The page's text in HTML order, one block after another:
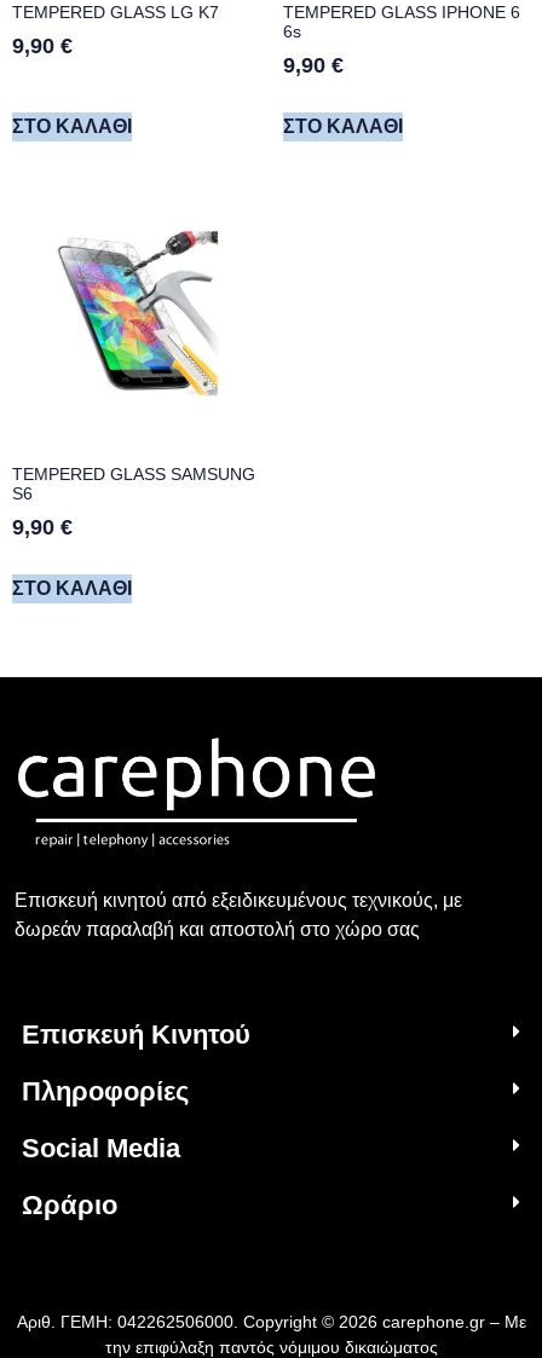
TEMPERED GLASS LG K7
9,90 €
ΣΤΟ ΚΑΛΆΘΙ
TEMPERED GLASS IPHONE 6
6s
9,90 €
ΣΤΟ ΚΑΛΆΘΙ
TEMPERED GLASS SAMSUNG
S6
9,90 €
ΣΤΟ ΚΑΛΆΘΙ
Επισκευή κινητού από εξειδικευμένους τεχνικούς, με
δωρεάν παραλαβή και αποστολή στο χώρο σας
Επισκευή Κινητού
Πληροφορίες
Social Media
Ωράριο
Αριθ. ΓΕΜΗ: 042262506000. Copyright © 2026 carephone.gr – Με
την επιφύλαξη παντός νόμιμου δικαιώματος